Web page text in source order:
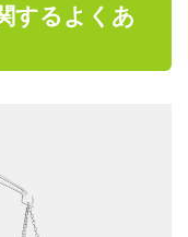
するよくあ